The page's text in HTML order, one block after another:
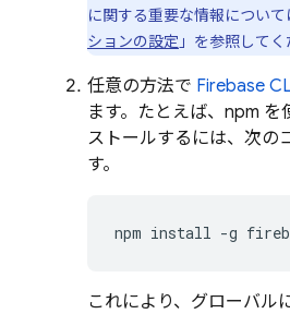
に関する重要な情報につい
ションの設定 」を参照してく
任意の方法で Firebase
ます。たとえば、npm を
ストールするには、次の
す。
npm install -g
これにより、グローバル